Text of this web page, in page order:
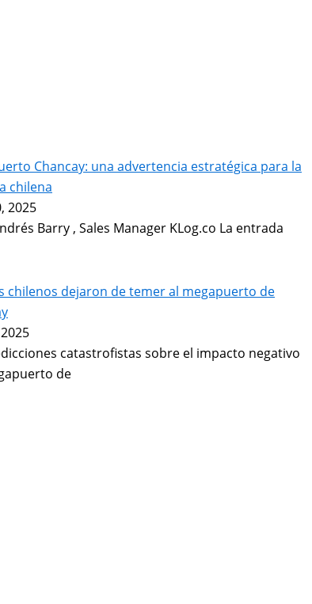
Chancay: una advertencia estratégica para la
chilena
2025
Barry , Sales Manager KLog.co La entrada
chilenos dejaron de temer al megapuerto de
catastrofistas sobre el impacto negativo
de